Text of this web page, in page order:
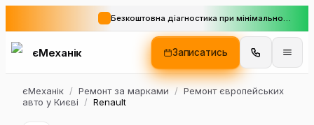
Безкоштовна діагностика при мінімальному замовленні
єМеханік Записатись
єМеханік / Ремонт за марками / Ремонт європейських
авто у Києві
/ Renault